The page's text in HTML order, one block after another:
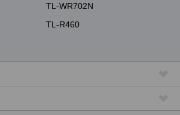
TL-WR702N
TL-R460